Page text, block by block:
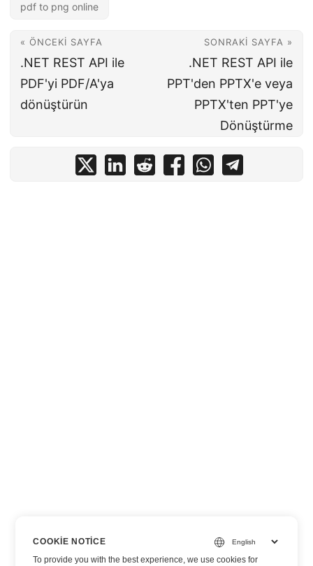
pdf to png online
« ÖNCEKI SAYFA
.NET REST API ile
PDF'yi PDF/A'ya
dönüştürün
SONRAKI SAYFA »
.NET REST API ile
PPT'den PPTX'e veya
PPTX'ten PPT'ye
Dönüştürme
COOKIE NOTICE
To provide you with the best experience, we use cookies for